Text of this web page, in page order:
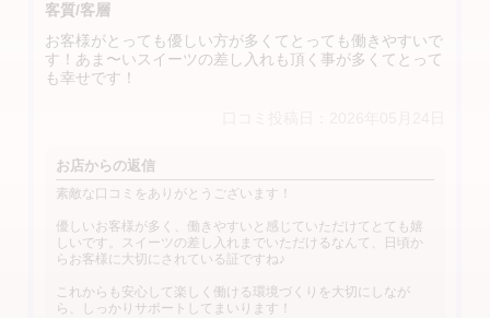
客質/客層
お客様がとっても優しい方が多くてとっても働きやすいで
す！あま〜いスイーツの差し入れも頂く事が多くてとって
も幸せです！
お店からの返信
素敵な口コミをありがとうございます！
優しいお客様が多く、働きやすいと感じていただけてとても嬉
しいです。スイーツの差し入れまでいただけるなんて、日頃か
らお客様に大切にされている証ですね♪
これからも安心して楽しく働ける環境づくりを大切にしなが
ら、しっかりサポートしてまいります！